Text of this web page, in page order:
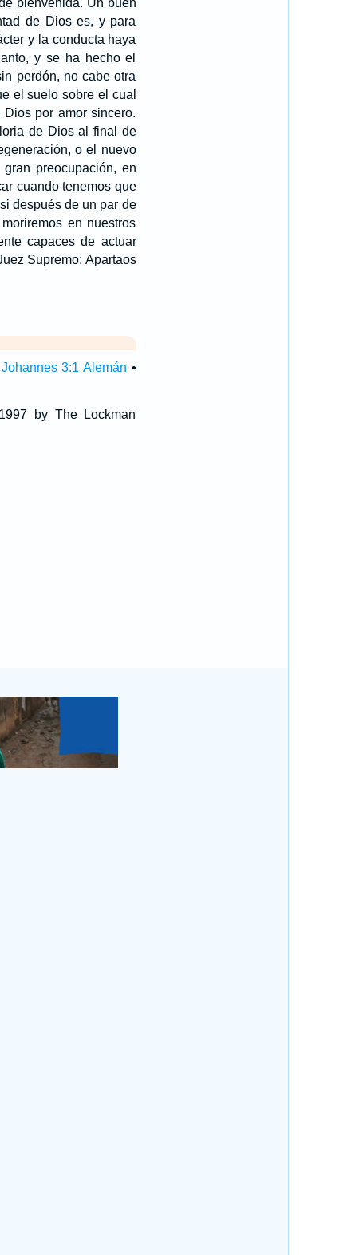
bienvenida. Un buen
de Dios es, y para
y la conducta haya
y se ha hecho el
perdón, no cabe otra
el suelo sobre el cual
por amor sincero.
de Dios al final de
o el nuevo
preocupación, en
cuando tenemos que
después de un par de
en nuestros
capaces de actuar
Supremo: Apartaos
Johannes 3:1 Alemán •
by The Lockman